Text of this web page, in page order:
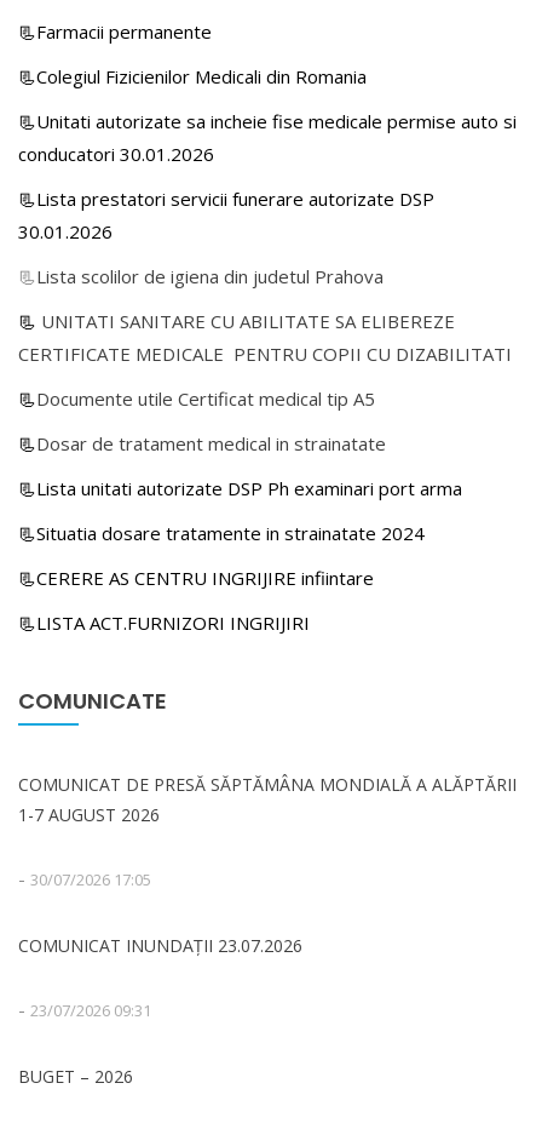
📃Farmacii permanente
📃Colegiul Fizicienilor Medicali din Romania
📃Unitati autorizate sa incheie fise medicale permise auto si
conducatori 30.01.2026
📃Lista prestatori servicii funerare autorizate DSP
30.01.2026
📃Lista scolilor de igiena din judetul Prahova
📃 UNITATI SANITARE CU ABILITATE SA ELIBEREZE
CERTIFICATE MEDICALE PENTRU COPII CU DIZABILITATI
📃Documente utile Certificat medical tip A5
📃Dosar de tratament medical in strainatate
📃Lista unitati autorizate DSP Ph examinari port arma
📃Situatia dosare tratamente in strainatate 2024
📃CERERE AS CENTRU INGRIJIRE infiintare
📃LISTA ACT.FURNIZORI INGRIJIRI
COMUNICATE
COMUNICAT DE PRESĂ SĂPTĂMÂNA MONDIALĂ A ALĂPTĂRII
1-7 AUGUST 2026
- 30/07/2026 17:05
COMUNICAT INUNDAȚII 23.07.2026
- 23/07/2026 09:31
BUGET – 2026